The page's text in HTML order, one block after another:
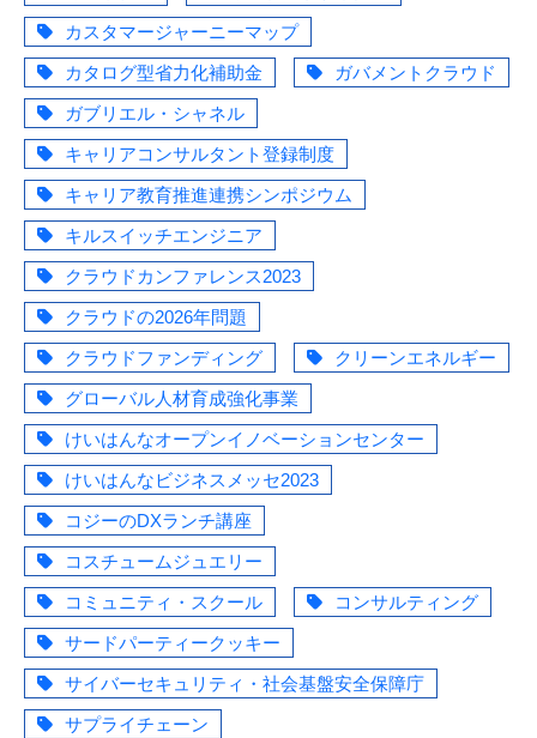
カスタマージャーニーマップ
カタログ型省力化補助金
ガバメントクラウド
ガブリエル・シャネル
キャリアコンサルタント登録制度
キャリア教育推進連携シンポジウム
キルスイッチエンジニア
クラウドカンファレンス2023
クラウドの2026年問題
クラウドファンディング
クリーンエネルギー
グローバル人材育成強化事業
けいはんなオープンイノベーションセンター
けいはんなビジネスメッセ2023
コジーのDXランチ講座
コスチュームジュエリー
コミュニティ・スクール
コンサルティング
サードパーティークッキー
サイバーセキュリティ・社会基盤安全保障庁
サプライチェーン